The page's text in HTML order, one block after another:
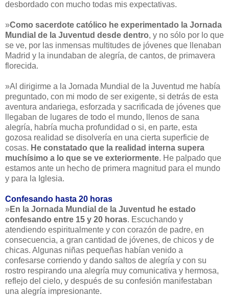
desbordado con mucho todas mis expectativas.
»Como sacerdote católico he experimentado la Jornada
Mundial de la Juventud desde dentro, y no sólo por lo que
se ve, por las inmensas multitudes de jóvenes que llenaban
Madrid y la inundaban de alegría, de cantos, de primavera
florecida.
»Al dirigirme a la Jornada Mundial de la Juventud me había
preguntado, con mi modo de ser exigente, si detrás de esta
aventura andariega, esforzada y sacrificada de jóvenes que
llegaban de lugares de todo el mundo, llenos de sana
alegría, habría mucha profundidad o si, en parte, esta
gozosa realidad se disolvería en una cierta superficie de
cosas. He constatado que la realidad interna supera
muchísimo a lo que se ve exteriormente. He palpado que
estamos ante un hecho de primera magnitud para el mundo
y para la Iglesia.
Confesando hasta 20 horas
»En la Jornada Mundial de la Juventud he estado
confesando entre 15 y 20 horas. Escuchando y
atendiendo espiritualmente y con corazón de padre, en
consecuencia, a gran cantidad de jóvenes, de chicos y de
chicas. Algunas niñas pequeñas habían venido a
confesarse corriendo y dando saltos de alegría y con su
rostro respirando una alegría muy comunicativa y hermosa,
reflejo del cielo, y después de su confesión manifestaban
una alegría impresionante.